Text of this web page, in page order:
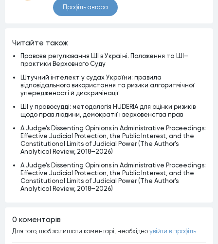
Профiль автора
Читайте також
Правове регулювання ШІ в Україні. Положення та ШІ–
практики Верховного Суду
Штучний інтелект у судах України: правила
відповідального використання та ризики алгоритмічної
упередженості й дискримінації
ШІ у правосудді: методологія HUDERIA для оцінки ризиків
щодо прав людини, демократії і верховенства прав
A Judge’s Dissenting Opinions in Administrative Proceedings:
Effective Judicial Protection, the Public Interest, and the
Constitutional Limits of Judicial Power (The Author’s
Analytical Review, 2018–2026)
A Judge’s Dissenting Opinions in Administrative Proceedings:
Effective Judicial Protection, the Public Interest, and the
Constitutional Limits of Judicial Power (The Author’s
Analytical Review, 2018–2026)
0 коментарiв
Для того, щоб залишати коментарi, необхiдно увiйти в профiль